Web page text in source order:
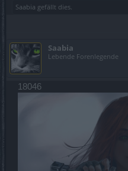
Saabia gefällt dies.
Saabia
Lebende Forenlegende
18046